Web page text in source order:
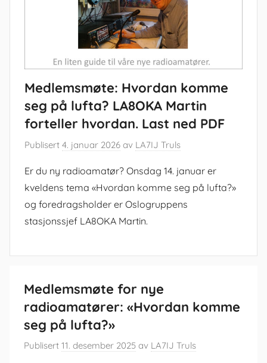
Medlemsmøte: Hvordan komme
seg på lufta? LA8OKA Martin
forteller hvordan. Last ned PDF
Publisert 4. januar 2026 av LA7IJ Truls
Er du ny radioamatør? Onsdag 14. januar er
kveldens tema «Hvordan komme seg på lufta?»
og foredragsholder er Oslogruppens
stasjonssjef LA8OKA Martin.
Medlemsmøte for nye
radioamatører: «Hvordan komme
seg på lufta?»
Publisert 11. desember 2025 av LA7IJ Truls